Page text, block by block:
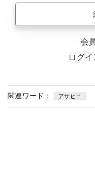
会
ログ
関連ワード： アサヒコ